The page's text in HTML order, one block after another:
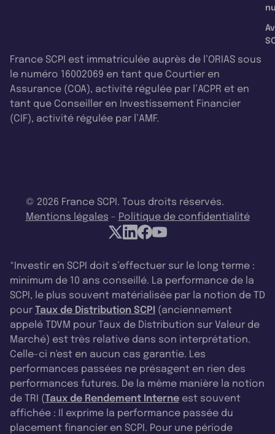
France SCPI est immatriculée auprès de l’ORIAS sous
le numéro 16002069 en tant que Courtier en
Assurance (COA), activité régulée par l’ACPR et en
tant que Conseiller en Investissement Financier
(CIF), activité régulée par l’AMF.
© 2026 France SCPI. Tous droits réservés.
Mentions légales - Politique de confidentialité
*Investir en SCPI doit s’effectuer sur le long terme :
minimum de 10 ans conseillé. La performance de la
SCPI, le plus souvent matérialisée par la notion de TD
pour Taux de Distribution SCPI (anciennement
appelé TDVM pour Taux de Distribution sur Valeur de
Marché) est très relative dans son interprétation.
Celle-ci n'est en aucun cas garantie. Les
performances passées ne présagent en rien des
performances futures. De la même manière la notion
de TRI (Taux de Rendement Interne est souvent
affichée : Il exprime la performance passée du
placement financier en SCPI. Pour une période